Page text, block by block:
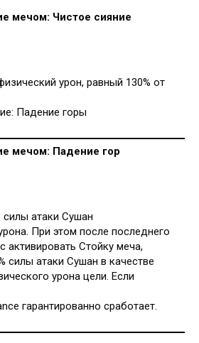
мечом: Чистое сияние
урон, равный 130% от
Падение горы
мечом: Падение гор
силы атаки Сушан
При этом после последнего
активировать Стойку меча,
силы атаки Сушан в качестве
урона цели. Если
гарантированно сработает.